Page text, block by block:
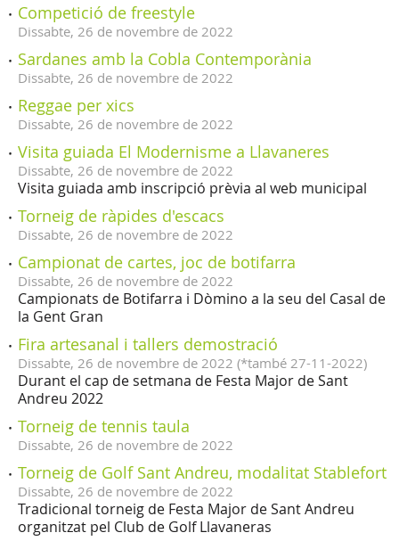
Competició de freestyle
Dissabte, 26 de novembre de 2022
Sardanes amb la Cobla Contemporània
Dissabte, 26 de novembre de 2022
Reggae per xics
Dissabte, 26 de novembre de 2022
Visita guiada El Modernisme a Llavaneres
Dissabte, 26 de novembre de 2022
Visita guiada amb inscripció prèvia al web municipal
Torneig de ràpides d'escacs
Dissabte, 26 de novembre de 2022
Campionat de cartes, joc de botifarra
Dissabte, 26 de novembre de 2022
Campionats de Botifarra i Dòmino a la seu del Casal de
la Gent Gran
Fira artesanal i tallers demostració
Dissabte, 26 de novembre de 2022 (*també 27-11-2022)
Durant el cap de setmana de Festa Major de Sant
Andreu 2022
Torneig de tennis taula
Dissabte, 26 de novembre de 2022
Torneig de Golf Sant Andreu, modalitat Stablefort
Dissabte, 26 de novembre de 2022
Tradicional torneig de Festa Major de Sant Andreu
organitzat pel Club de Golf Llavaneras